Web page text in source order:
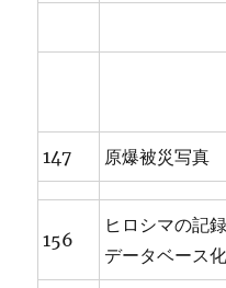
147 原爆被災写真
156
ヒロシマの記
データベース化